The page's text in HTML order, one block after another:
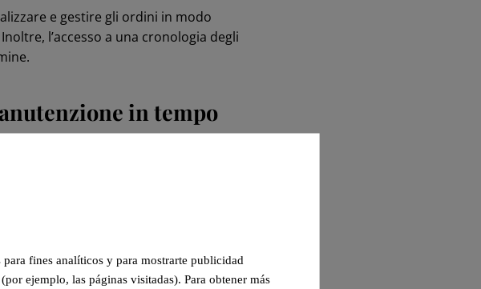
e gestire gli ordini in modo
Inoltre, l’accesso a una cronologia degli
in tempo
centralizzata: possono
fines analíticos y para mostrarte publicidad
ejemplo, las páginas visitadas). Para obtener más